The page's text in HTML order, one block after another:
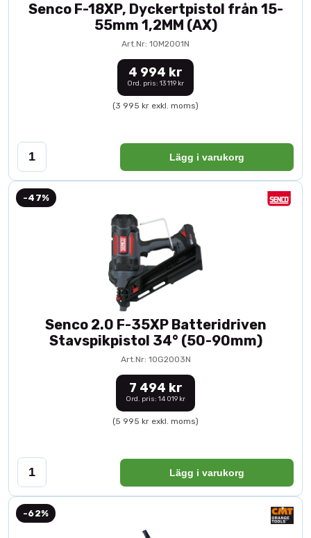
Senco F-18XP, Dyckertpistol från 15-
55mm 1,2MM (AX)
Art.Nr: 10M2001N
4 994 kr
Ord. pris: 13 119 kr
(3 995 kr exkl. moms)
Lägg i varukorg
-47%
Senco 2.0 F-35XP Batteridriven
Stavspikpistol 34° (50-90mm)
Art.Nr: 10G2003N
7 494 kr
Ord. pris: 14 019 kr
(5 995 kr exkl. moms)
Lägg i varukorg
-62%